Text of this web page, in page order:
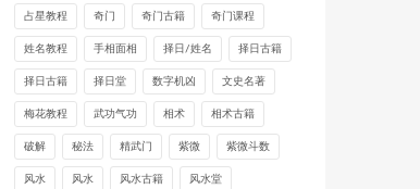
占星教程 奇门 奇门古籍 奇门课程
姓名教程 手相面相 择日/姓名 择日古籍
择日古籍 择日堂 数字机凶 文史名著
梅花教程 武功气功 相术 相术古籍
破解 秘法 精武门 紫微 紫微斗数
风水 风水 风水古籍 风水堂